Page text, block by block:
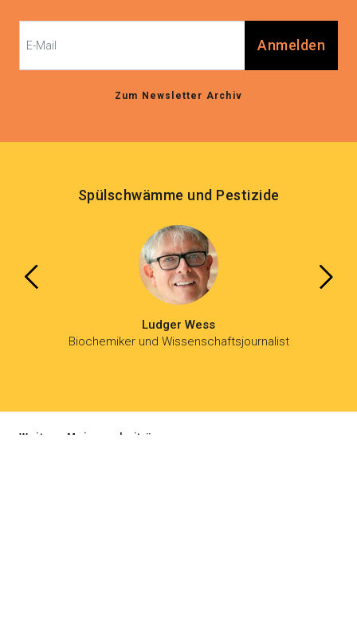
Anmelden
Zum Newsletter Archiv
Spülschwämme und Pestizide
Ludger Wess
Biochemiker und Wissenschaftsjournalist
Weitere Meinungsbeiträge